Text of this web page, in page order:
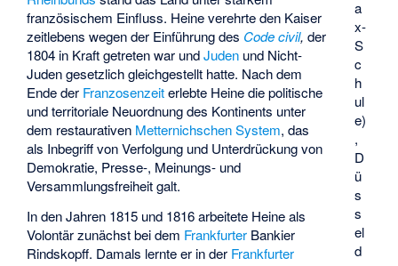
a
x-
S
c
h
ul
e)
,
D
ü
s
s
el
d
französischem Einfluss. Heine verehrte den Kaiser
zeitlebens wegen der Einführung des Code civil, der
1804 in Kraft getreten war undJuden und Nicht-
Juden gesetzlich gleichgestellt hatte. Nach dem
Ende der Franzosenzeiterlebte Heine die politische
und territoriale Neuordnung des Kontinents unter
dem restaurativen Metternichschen System, das
als Inbegriff von Verfolgung und Unterdrückung von
Demokratie, Presse-, Meinungs- und
Versammlungsfreiheit galt.
In den Jahren 1815 und 1816 arbeitete Heine als
Volontär zunächst bei dem Frankfurter Bankier
Rindskopff. Damals lernte er in der Frankfurter